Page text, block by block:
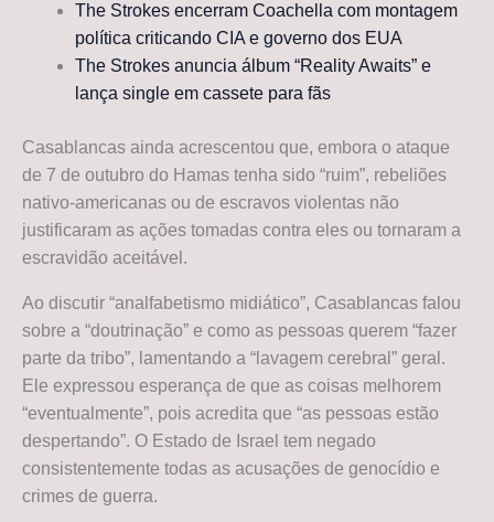
The Strokes encerram Coachella com montagem
política criticando CIA e governo dos EUA
The Strokes anuncia álbum “Reality Awaits” e
lança single em cassete para fãs
Casablancas ainda acrescentou que, embora o ataque
de 7 de outubro do Hamas tenha sido “ruim”, rebeliões
nativo-americanas ou de escravos violentas não
justificaram as ações tomadas contra eles ou tornaram a
escravidão aceitável.
Ao discutir “analfabetismo midiático”, Casablancas falou
sobre a “doutrinação” e como as pessoas querem “fazer
parte da tribo”, lamentando a “lavagem cerebral” geral.
Ele expressou esperança de que as coisas melhorem
“eventualmente”, pois acredita que “as pessoas estão
despertando”. O Estado de Israel tem negado
consistentemente todas as acusações de genocídio e
crimes de guerra.